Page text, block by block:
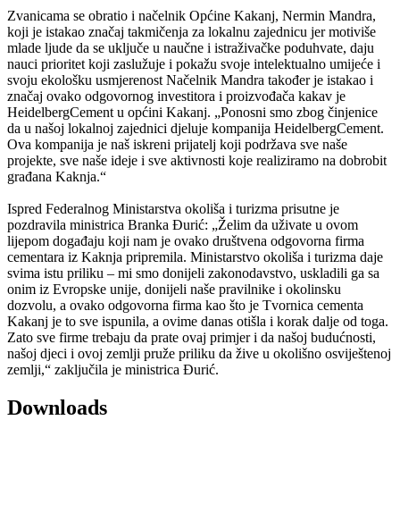
Zvanicama se obratio i načelnik Općine Kakanj, Nermin Mandra,
koji je istakao značaj takmičenja za lokalnu zajednicu jer motiviše
mlade ljude da se uključe u naučne i istraživačke poduhvate, daju
nauci prioritet koji zaslužuje i pokažu svoje intelektualno umijeće i
svoju ekološku usmjerenost Načelnik Mandra također je istakao i
značaj ovako odgovornog investitora i proizvođača kakav je
HeidelbergCement u općini Kakanj. „Ponosni smo zbog činjenice
da u našoj lokalnoj zajednici djeluje kompanija HeidelbergCement.
Ova kompanija je naš iskreni prijatelj koji podržava sve naše
projekte, sve naše ideje i sve aktivnosti koje realiziramo na dobrobit
građana Kaknja.“
Ispred Federalnog Ministarstva okoliša i turizma prisutne je
pozdravila ministrica Branka Đurić: „Želim da uživate u ovom
lijepom događaju koji nam je ovako društvena odgovorna firma
cementara iz Kaknja pripremila. Ministarstvo okoliša i turizma daje
svima istu priliku – mi smo donijeli zakonodavstvo, uskladili ga sa
onim iz Evropske unije, donijeli naše pravilnike i okolinsku
dozvolu, a ovako odgovorna firma kao što je Tvornica cementa
Kakanj je to sve ispunila, a ovime danas otišla i korak dalje od toga.
Zato sve firme trebaju da prate ovaj primjer i da našoj budućnosti,
našoj djeci i ovoj zemlji pruže priliku da žive u okolišno osviještenoj
zemlji,“ zaključila je ministrica Đurić.
Downloads